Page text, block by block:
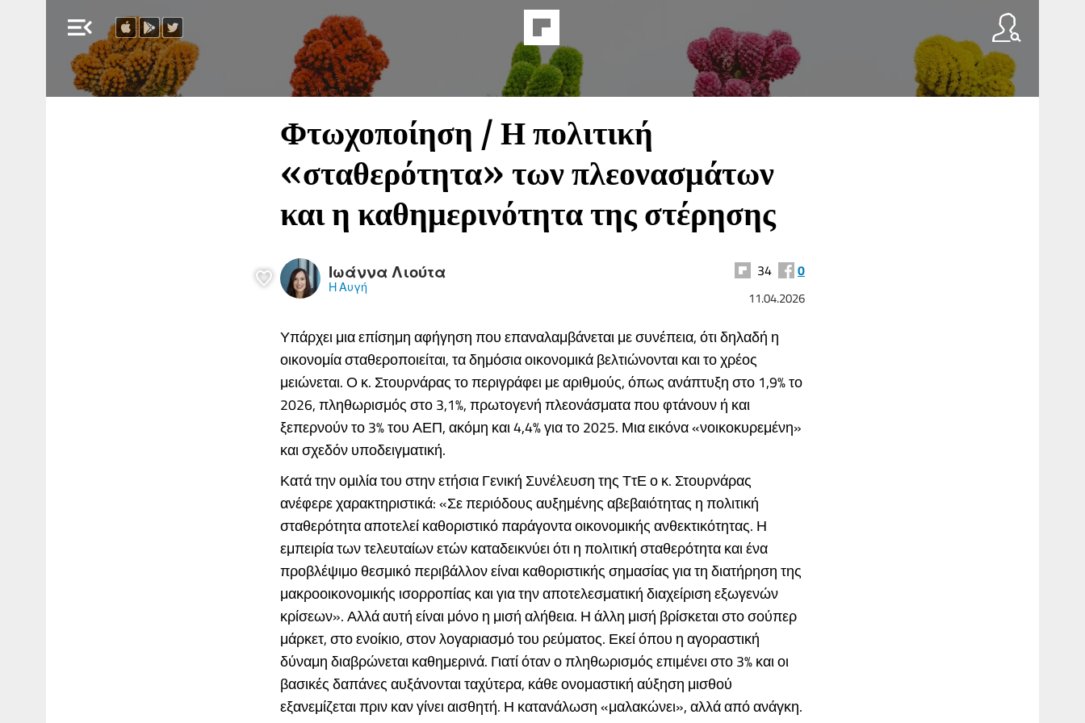
menu_open
Φτωχοποίηση / Η πολιτική
«σταθερότητα» των πλεονασμάτων
και η καθημερινότητα της στέρησης
Ιωάννα Λιούτα
Η Αυγή
34 0
11.04.2026
Υπάρχει μια επίσημη αφήγηση που επαναλαμβάνεται με συνέπεια, ότι δηλαδή η
οικονομία σταθεροποιείται, τα δημόσια οικονομικά βελτιώνονται και το χρέος
μειώνεται. Ο κ. Στουρνάρας το περιγράφει με αριθμούς, όπως ανάπτυξη στο 1,9% το
2026, πληθωρισμός στο 3,1%, πρωτογενή πλεονάσματα που φτάνουν ή και
ξεπερνούν το 3% του ΑΕΠ, ακόμη και 4,4% για το 2025. Μια εικόνα «νοικοκυρεμένη»
και σχεδόν υποδειγματική.
Κατά την ομιλία του στην ετήσια Γενική Συνέλευση της ΤτΕ ο κ. Στουρνάρας
ανέφερε χαρακτηριστικά: «Σε περιόδους αυξημένης αβεβαιότητας η πολιτική
σταθερότητα αποτελεί καθοριστικό παράγοντα οικονομικής ανθεκτικότητας. Η
εμπειρία των τελευταίων ετών καταδεικνύει ότι η πολιτική σταθερότητα και ένα
προβλέψιμο θεσμικό περιβάλλον είναι καθοριστικής σημασίας για τη διατήρηση της
μακροοικονομικής ισορροπίας και για την αποτελεσματική διαχείριση εξωγενών
κρίσεων». Αλλά αυτή είναι μόνο η μισή αλήθεια. Η άλλη μισή βρίσκεται στο σούπερ
μάρκετ, στο ενοίκιο, στον λογαριασμό του ρεύματος. Εκεί όπου η αγοραστική
δύναμη διαβρώνεται καθημερινά. Γιατί όταν ο πληθωρισμός επιμένει στο 3% και οι
βασικές δαπάνες αυξάνονται ταχύτερα, κάθε ονομαστική αύξηση μισθού
εξανεμίζεται πριν καν γίνει αισθητή. Η κατανάλωση «μαλακώνει», αλλά από ανάγκη.